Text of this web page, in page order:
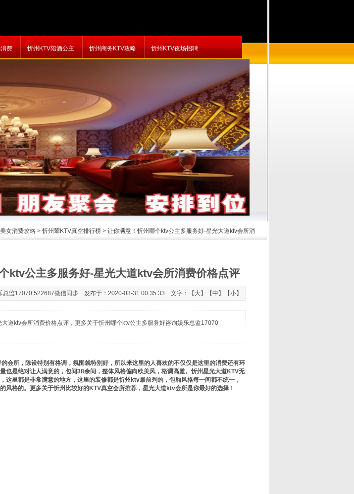
费 忻州KTV陪酒公主 忻州商务KTV攻略 忻州KTV夜场招聘
女消费攻略 >忻州荤KTV真空排行榜 > 让你满意！忻州哪个ktv公主多服务好-星光大道ktv会所消
ktv公主多服务好-星光大道ktv会所消费价格点评
总监17070 522687微信同步 发布于：2020-03-31 00:35:33 文字：【 大】【中 】【小】
道ktv会所消费价格点评，更多关于忻州哪个ktv公主多服务好咨询娱乐总监17070
会所，陈设特别有格调，氛围就特别好，所以来这里的人喜欢的不仅仅是这里的消费还有环
也是绝对让人满意的，包间38余间，整体风格偏向欧美风，格调高雅。忻州星光大道KTV无
这里都是非常满意的地方，这里的装修都是忻州ktv最前列的，包厢风格每一间都不统一，
风格的。更多关于忻州比较好的KTV真空会所推荐，星光大道ktv会所是你最好的选择！